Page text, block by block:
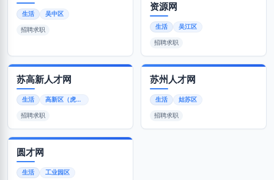
生活 吴中区
招聘求职
资源网
生活 吴江区
招聘求职
苏高新人才网
生活 高新区（虎丘区）
招聘求职
苏州人才网
生活 姑苏区
招聘求职
圆才网
生活 工业园区